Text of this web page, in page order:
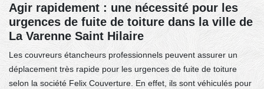
Agir rapidement : une nécessité pour les
urgences de fuite de toiture dans la ville de
La Varenne Saint Hilaire
Les couvreurs étancheurs professionnels peuvent assurer un
déplacement très rapide pour les urgences de fuite de toiture
selon la société Felix Couverture. En effet, ils sont véhiculés pour